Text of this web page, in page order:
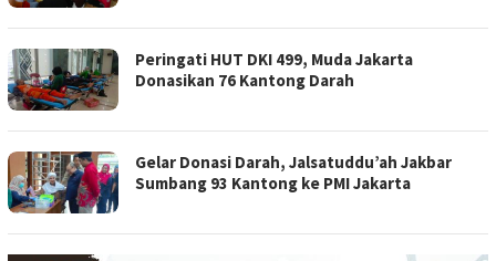
Peringati HUT DKI 499, Muda Jakarta
Donasikan 76 Kantong Darah
Gelar Donasi Darah, Jalsatuddu’ah Jakbar
Sumbang 93 Kantong ke PMI Jakarta